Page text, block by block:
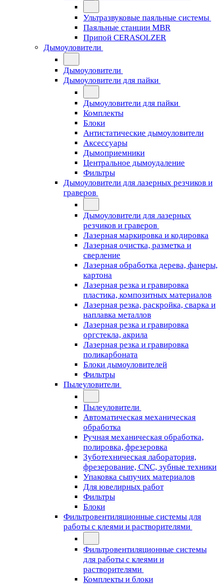
Ультразвуковые паяльные системы
Паяльные станции MBR
Припой CERASOLZER
Дымоуловители
Дымоуловители
Дымоуловители для пайки
Дымоуловители для пайки
Комплекты
Блоки
Антистатические дымоуловители
Аксессуары
Дымоприемники
Центральное дымоудаление
Фильтры
Дымоуловители для лазерных резчиков и
граверов
Дымоуловители для лазерных
резчиков и граверов
Лазерная маркировка и кодировка
Лазерная очистка, разметка и
сверление
Лазерная обработка дерева, фанеры,
картона
Лазерная резка и гравировка
пластика, композитных материалов
Лазерная резка, раскройка, сварка и
наплавка металлов
Лазерная резка и гравировка
оргстекла, акрила
Лазерная резка и гравировка
поликарбоната
Блоки дымоуловителей
Фильтры
Пылеуловители
Пылеуловители
Автоматическая механическая
обработка
Ручная механическая обработка,
полировка, фрезеровка
Зуботехническая лаборатория,
фрезерование, CNC, зубные техники
Упаковка сыпучих материалов
Для ювелирных работ
Фильтры
Блоки
Фильтровентиляционные системы для
работы с клеями и растворителями
Фильтровентиляционные системы
для работы с клеями и
растворителями
Комплекты и блоки